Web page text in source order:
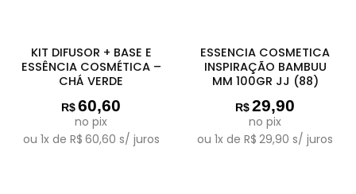
KIT DIFUSOR + BASE E
ESSÊNCIA COSMÉTICA –
CHÁ VERDE
R$60,60
no pix
ou 1x de R$ 60,60 s/ juros
ESSENCIA COSMETICA
INSPIRAÇÃO BAMBUU
MM 100GR JJ (88)
R$29,90
no pix
ou 1x de R$ 29,90 s/ juros